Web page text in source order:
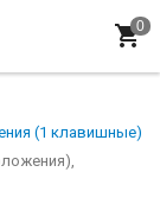
(1 клавишные)